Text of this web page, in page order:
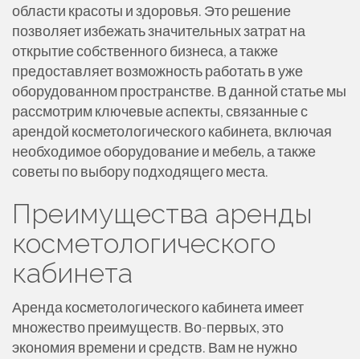
области красоты и здоровья. Это решение
позволяет избежать значительных затрат на
открытие собственного бизнеса, а также
предоставляет возможность работать в уже
оборудованном пространстве. В данной статье мы
рассмотрим ключевые аспекты, связанные с
арендой косметологического кабинета, включая
необходимое оборудование и мебель, а также
советы по выбору подходящего места.
Преимущества аренды
косметологического
кабинета
Аренда косметологического кабинета имеет
множество преимуществ. Во-первых, это
экономия времени и средств. Вам не нужно